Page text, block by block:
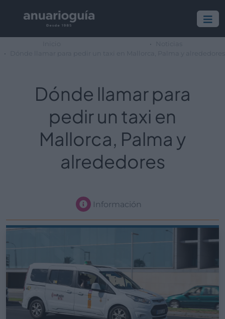
Dónde llamar para
pedir un taxi en
Mallorca, Palma y
alrededores
Información